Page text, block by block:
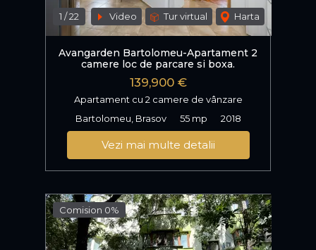
1 /22 Video Tur virtual Harta
Avangarden Bartolomeu-Apartament 2
camere loc de parcare si boxa.
139,900 €
Apartament cu 2 camere de vânzare
Bartolomeu, Brasov
55 mp 2018
Vezi mai multe detalii
Comision 0%